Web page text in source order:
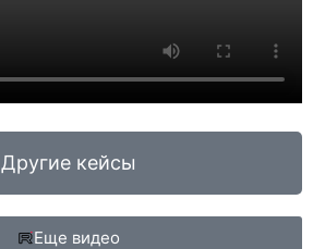
Другие кейсы
Еще видео